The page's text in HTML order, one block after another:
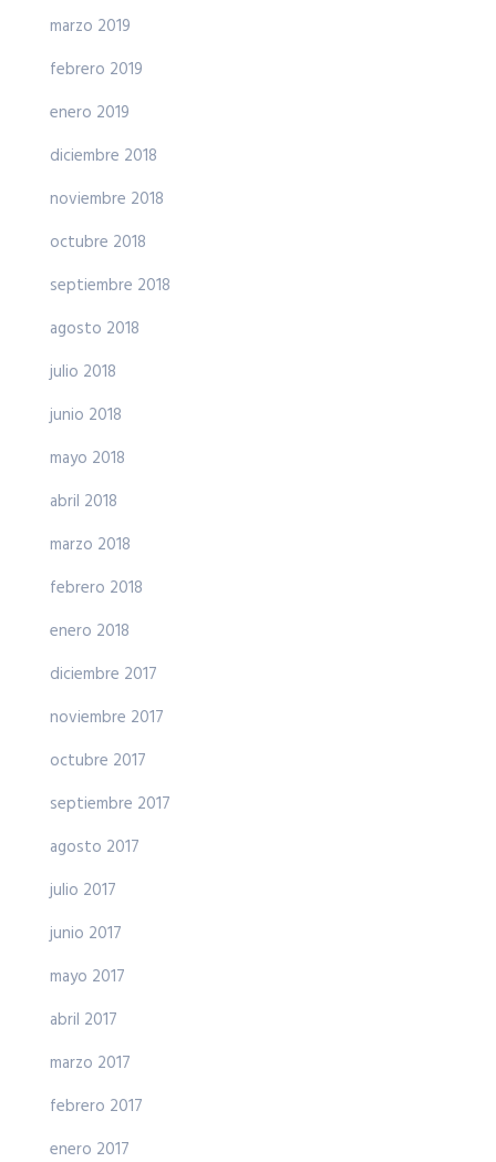
marzo 2019
febrero 2019
enero 2019
diciembre 2018
noviembre 2018
octubre 2018
septiembre 2018
agosto 2018
julio 2018
junio 2018
mayo 2018
abril 2018
marzo 2018
febrero 2018
enero 2018
diciembre 2017
noviembre 2017
octubre 2017
septiembre 2017
agosto 2017
julio 2017
junio 2017
mayo 2017
abril 2017
marzo 2017
febrero 2017
enero 2017